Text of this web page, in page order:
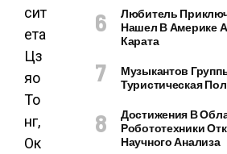
сит
ета
Цз
яо
То
нг,
Ок
Любитель
Нашел В Америке
Карата
Музыкантов
Туристическая
Достижения В
Робототехники
Научного Анализа